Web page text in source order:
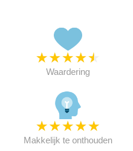
★★★★★
Waardering
★★★★★
Makkelijk te onthouden